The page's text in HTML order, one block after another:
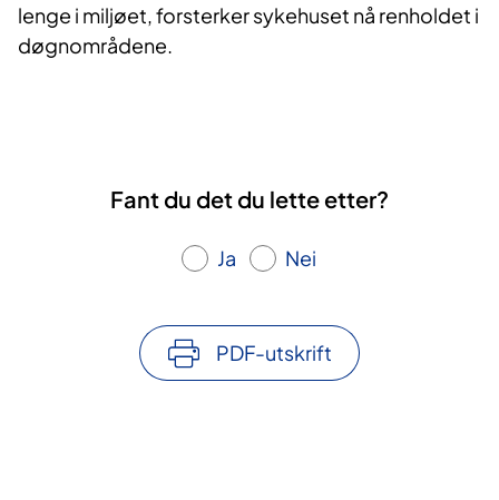
lenge i miljøet, forsterker sykehuset nå renholdet i
døgnområdene.
Fant du det du lette etter?
Ja Nei
PDF-utskrift